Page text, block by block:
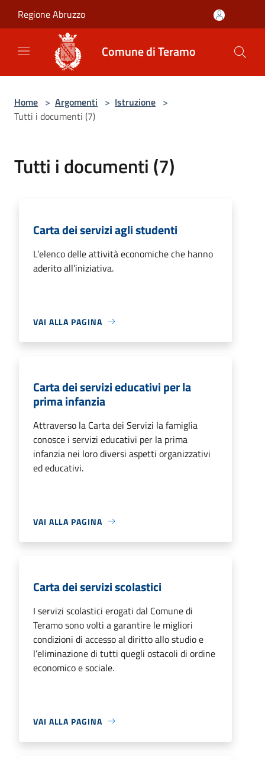
Regione Abruzzo
Comune di Teramo
Home > Argomenti > Istruzione >
Tutti i documenti (7)
Tutti i documenti (7)
Carta dei servizi agli studenti
L’elenco delle attività economiche che hanno
aderito all’iniziativa.
VAI ALLA PAGINA
Carta dei servizi educativi per la
prima infanzia
Attraverso la Carta dei Servizi la famiglia
conosce i servizi educativi per la prima
infanzia nei loro diversi aspetti organizzativi
ed educativi.
VAI ALLA PAGINA
Carta dei servizi scolastici
I servizi scolastici erogati dal Comune di
Teramo sono volti a garantire le migliori
condizioni di accesso al diritto allo studio e
l’eliminazione di tutti quegli ostacoli di ordine
economico e sociale.
VAI ALLA PAGINA